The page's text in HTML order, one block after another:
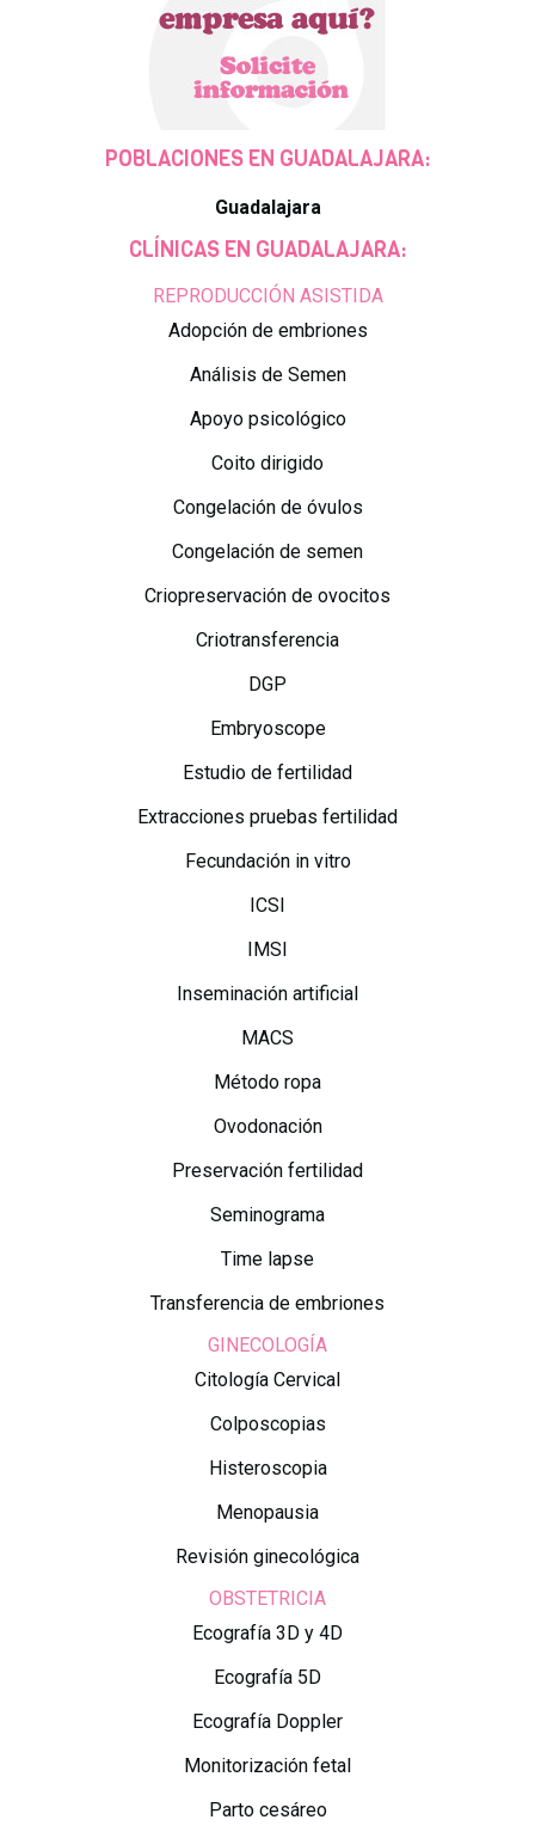
POBLACIONES EN GUADALAJARA:
Guadalajara
CLÍNICAS EN GUADALAJARA:
REPRODUCCIÓN ASISTIDA
Adopción de embriones
Análisis de Semen
Apoyo psicológico
Coito dirigido
Congelación de óvulos
Congelación de semen
Criopreservación de ovocitos
Criotransferencia
DGP
Embryoscope
Estudio de fertilidad
Extracciones pruebas fertilidad
Fecundación in vitro
ICSI
IMSI
Inseminación artificial
MACS
Método ropa
Ovodonación
Preservación fertilidad
Seminograma
Time lapse
Transferencia de embriones
GINECOLOGÍA
Citología Cervical
Colposcopias
Histeroscopia
Menopausia
Revisión ginecológica
OBSTETRICIA
Ecografía 3D y 4D
Ecografía 5D
Ecografía Doppler
Monitorización fetal
Parto cesáreo